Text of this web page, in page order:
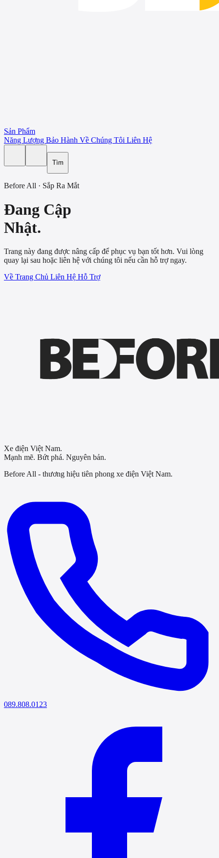
Sản Phẩm
Năng Lượng Bảo Hành Về Chúng Tôi Liên Hệ
Tìm
Before All · Sắp Ra Mắt
Đang Cập
Nhật.
Trang này đang được nâng cấp để phục vụ bạn tốt hơn. Vui lòng
quay lại sau hoặc liên hệ với chúng tôi nếu cần hỗ trợ ngay.
Về Trang Chủ Liên Hệ Hỗ Trợ
Xe điện Việt Nam.
Mạnh mẽ. Bứt phá. Nguyên bản.
Before All - thương hiệu tiên phong xe điện Việt Nam.
089.808.0123